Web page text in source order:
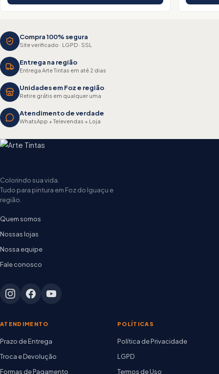
Compra 100% segura
Site verificado · LGPD · SSL
Entrega na região
Entrega Arte Tintas em até 2 dias
Unidades em Foz e região
Retire grátis em qualquer uma
Atendimento de verdade
WhatsApp + Televendas + Loja
Colorindo sua vida.
Tudo para pintura em Foz do Iguaçu e
região.
Quem somos
Nossas lojas
Nossa equipe
Fale conosco
ATENDIMENTO
Prazo de Entrega
Troca e Devolução
Formas de Pagamento
POLÍTICAS
Política de Privacidade
LGPD
Termos de Uso